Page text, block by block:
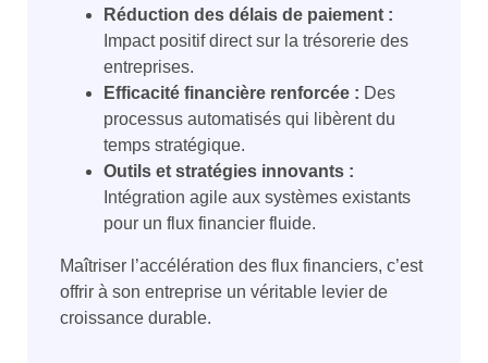
Réduction des délais de paiement :
Impact positif direct sur la trésorerie des
entreprises.
Efficacité financière renforcée : Des
processus automatisés qui libèrent du
temps stratégique.
Outils et stratégies innovants :
Intégration agile aux systèmes existants
pour un flux financier fluide.
Maîtriser l’accélération des flux financiers, c’est
offrir à son entreprise un véritable levier de
croissance durable.